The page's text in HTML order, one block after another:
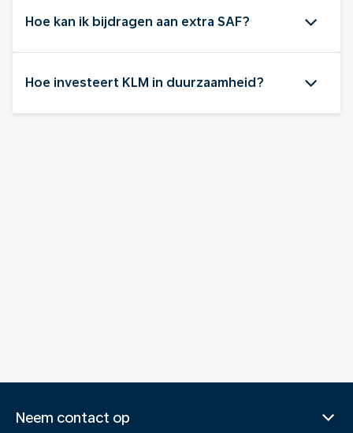
Hoe kan ik bijdragen aan extra SAF?
Hoe investeert KLM in duurzaamheid?
Neem contact op